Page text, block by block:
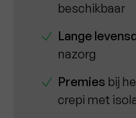
beschikbaar
Lange
nazorg
Premies bij
crepi met